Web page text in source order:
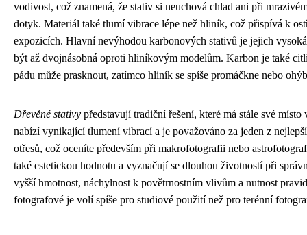
vodivost, což znamená, že stativ si neuchová chlad ani při
dotyk. Materiál také tlumí vibrace lépe než hliník, což přispívá k
expozicích. Hlavní nevýhodou karbonových stativů je jejich
být až dvojnásobná oproti hliníkovým modelům. Karbon je také
pádu může prasknout, zatímco hliník se spíše promáčkne nebo
Dřevěné stativy představují tradiční řešení, které má stále své
nabízí vynikající tlumení vibrací a je považováno za jeden z
otřesů, což oceníte především při makrofotografii nebo
také estetickou hodnotu a vyznačují se dlouhou životností při
vyšší hmotnost, náchylnost k povětrnostním vlivům a nutnost
fotografové je volí spíše pro studiové použití než pro terénní